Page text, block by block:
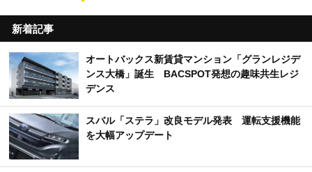
新着記事
オートバックス新賃貸マンション「グランレジデ
ンス大橋」誕生 BACSPOT発想の趣味共生レジ
デンス
スバル「ステラ」改良モデル発表 運転支援機能
を大幅アップデート